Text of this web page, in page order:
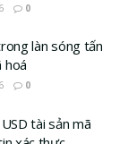
0
làn sóng tấn
hoá
0
tài sản mã